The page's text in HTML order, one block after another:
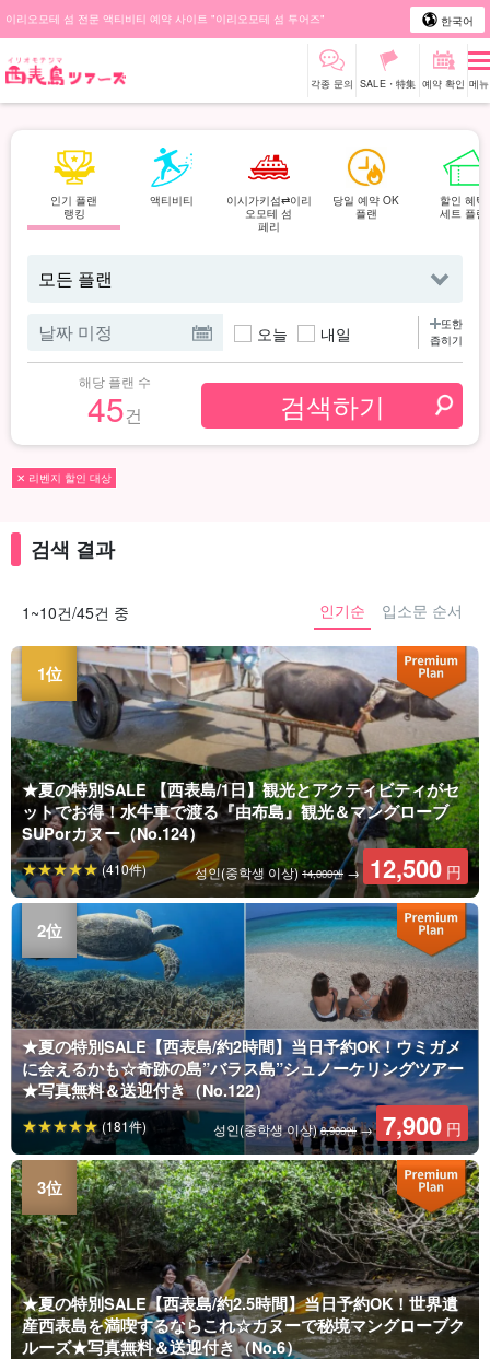
이리오모테 섬 전문 액티비티 예약 사이트 "이리오모테 섬 투어즈" 한국어
각종 문의 SALE・特集 예약 확인 메뉴
인기 플랜
랭킹
액티비티
이시가키섬⇄이리
오모테 섬
페리
당일 예약 OK
플랜
할인 혜택
세트 플랜
오늘 내일
또한
좁히기
해당 플랜 수
45건
✕ 리벤지 할인 대상
검색 결과
1~10건/45건 중 인기순 입소문 순서
★夏の特別SALE 【西表島/1日】観光とアクティビティがセ
ットでお得！水牛車で渡る『由布島』観光＆マングローブ
SUPorカヌー（No.124）
성인(중학생 이상)14,000엔→ 12,500 円
(410件)
★夏の特別SALE【西表島/約2時間】当日予約OK！ウミガメ
に会えるかも☆奇跡の島”バラス島”シュノーケリングツアー
★写真無料＆送迎付き（No.122）
성인(중학생 이상)8,900엔→ 7,900 円
(181件)
★夏の特別SALE【西表島/約2.5時間】当日予約OK！世界遺
産西表島を満喫するならこれ☆カヌーで秘境マングローブク
ルーズ★写真無料＆送迎付き（No.6）